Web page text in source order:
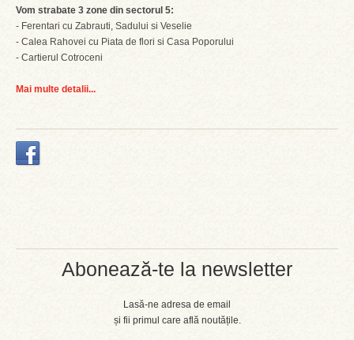
Abonează-te la newsletter
Lasă-ne adresa de email
și fii primul care află noutățile.
Vom strabate 3 zone din sectorul 5:
- Ferentari cu Zabrauti, Sadului si Veselie
- Calea Rahovei cu Piata de flori si Casa Poporului
- Cartierul Cotroceni
Mai multe detalii...